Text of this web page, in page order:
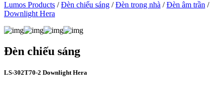
Lumos Products /Đèn chiếu sáng /Đèn trong nhà /Đèn âm trần /
Downlight Hera
Đèn chiếu sáng
LS‑302T70-2 Downlight Hera